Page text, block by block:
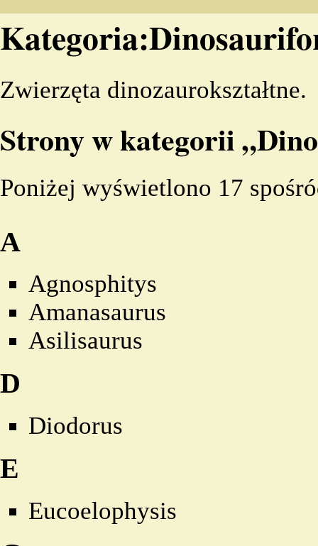
Zwierzęta dinozaurokształtne.
Strony w kategorii
Poniżej wyświetlono 17
A
Agnosphitys
Amanasaurus
Asilisaurus
D
Diodorus
E
Eucoelophysis